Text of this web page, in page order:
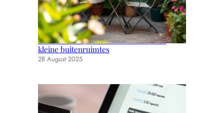
Slimme en stijlvolle tuinmeubels voor
kleine buitenruimtes
28 August 2025